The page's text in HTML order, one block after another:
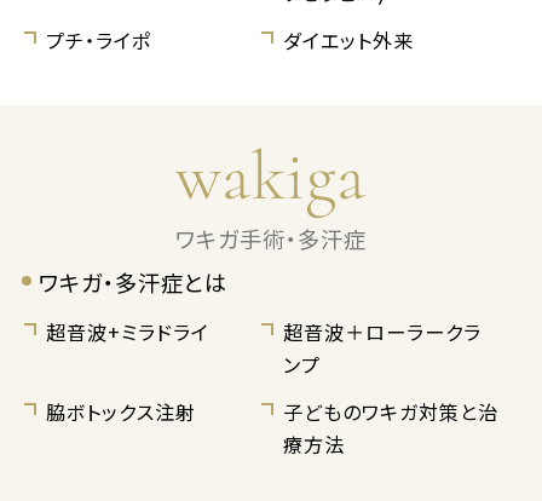
プチ・ライポ
ダイエット外来
wakiga
ワキガ手術・多汗症
ワキガ・多汗症とは
超音波+ミラドライ
超音波＋ローラークラ
ンプ
脇ボトックス注射
子どものワキガ対策と治
療方法